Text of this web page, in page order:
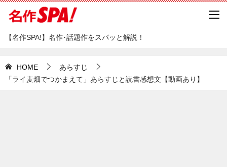
【名作SPA!】名作･話題作をスパッと解説！
HOME
あらすじ
「ライ麦畑でつかまえて」あらすじと読書感想文【動画あり】